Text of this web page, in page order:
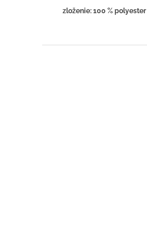
zloženie: 100 % polyester